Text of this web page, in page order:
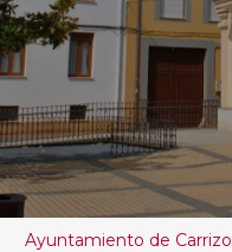
Ayuntamiento de Carrizo